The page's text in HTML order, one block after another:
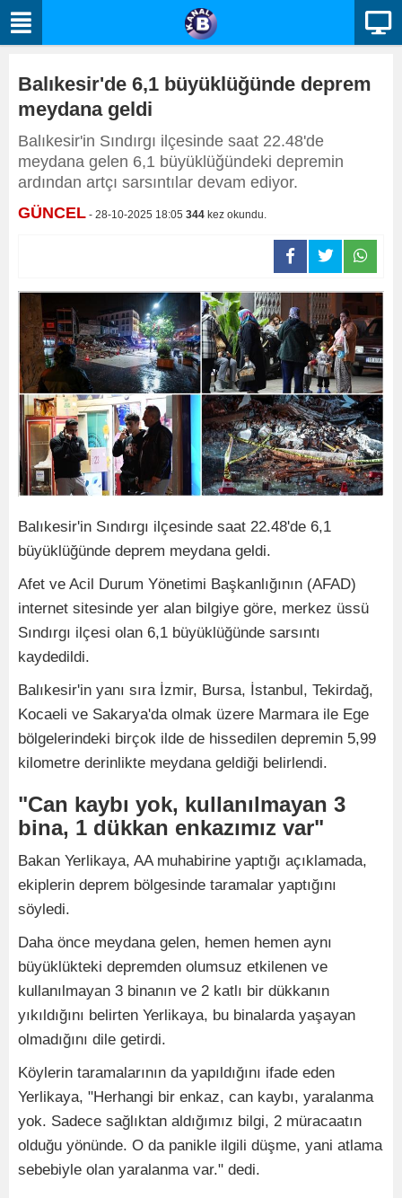
Balıkesir'de 6,1 büyüklüğünde deprem
meydana geldi
Balıkesir'in Sındırgı ilçesinde saat 22.48'de
meydana gelen 6,1 büyüklüğündeki depremin
ardından artçı sarsıntılar devam ediyor.
GÜNCEL - 28-10-2025 18:05 344 kez okundu.
Balıkesir'in Sındırgı ilçesinde saat 22.48'de 6,1
büyüklüğünde deprem meydana geldi.
Afet ve Acil Durum Yönetimi Başkanlığının (AFAD)
internet sitesinde yer alan bilgiye göre, merkez üssü
Sındırgı ilçesi olan 6,1 büyüklüğünde sarsıntı
kaydedildi.
Balıkesir'in yanı sıra İzmir, Bursa, İstanbul, Tekirdağ,
Kocaeli ve Sakarya'da olmak üzere Marmara ile Ege
bölgelerindeki birçok ilde de hissedilen depremin 5,99
kilometre derinlikte meydana geldiği belirlendi.
"Can kaybı yok, kullanılmayan 3
bina, 1 dükkan enkazımız var"
Bakan Yerlikaya, AA muhabirine yaptığı açıklamada,
ekiplerin deprem bölgesinde taramalar yaptığını
söyledi.
Daha önce meydana gelen, hemen hemen aynı
büyüklükteki depremden olumsuz etkilenen ve
kullanılmayan 3 binanın ve 2 katlı bir dükkanın
yıkıldığını belirten Yerlikaya, bu binalarda yaşayan
olmadığını dile getirdi.
Köylerin taramalarının da yapıldığını ifade eden
Yerlikaya, "Herhangi bir enkaz, can kaybı, yaralanma
yok. Sadece sağlıktan aldığımız bilgi, 2 müracaatın
olduğu yönünde. O da panikle ilgili düşme, yani atlama
sebebiyle olan yaralanma var." dedi.